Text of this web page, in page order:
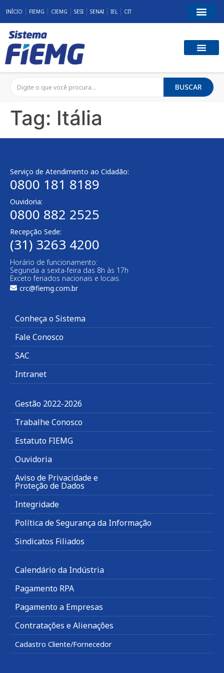
INÍCIO FIEMG CIEMG SESI SENAI IEL CIT
BUSCAR
Tag: Itália
Serviço de Atendimento ao Cidadão:
0800 181 8189
Ouvidoria:
0800 882 2525​
Recepção Sede:
(31) 3263 4200
Horário de funcionamento:
Segunda a sexta-feira das 8h às 17h
Exceto feriados nacionais e locais.
crc@fiemg.com.br
Conheça o Sistema
Fale Conosco
SAC
Intranet
Gestão 2022-2026
Trabalhe Conosco
Estatuto FIEMG
Ouvidoria
Aviso de Privacidade e
Proteção de Dados
Integridade
Política de Segurança da Informação
Sindicatos Filiados
Calendário da Indústria
Pagamento RPA
Pagamento a Empresas
Contratações e Alienações
Cadastro Cliente/Fornecedor